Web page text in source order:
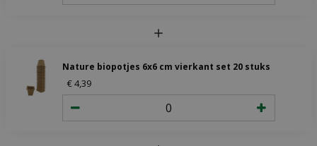
Nature biopotjes 6x6 cm vierkant set 20 stuks
€4,39